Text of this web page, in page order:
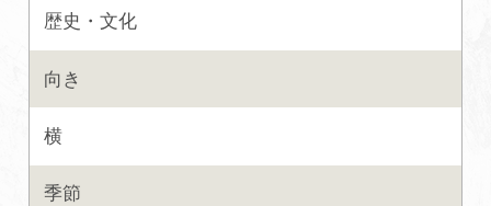
加賀 旅先納税
FAQ
歴史・文化
向き
横
季節